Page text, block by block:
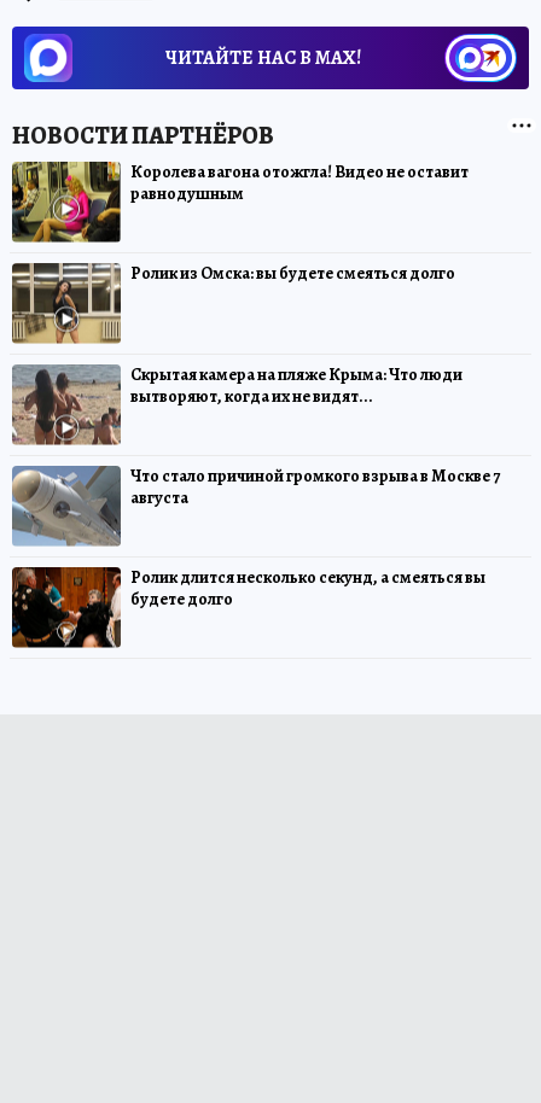
ЧИТАЙТЕ НАС В МАХ!
Королева вагона отожгла! Видео не оставит
равнодушным
Ролик из Омска: вы будете смеяться долго
Скрытая камера на пляже Крыма: Что люди
вытворяют, когда их не видят...
Что стало причиной громкого взрыва в Москве 7
августа
Ролик длится несколько секунд, а смеяться вы
будете долго